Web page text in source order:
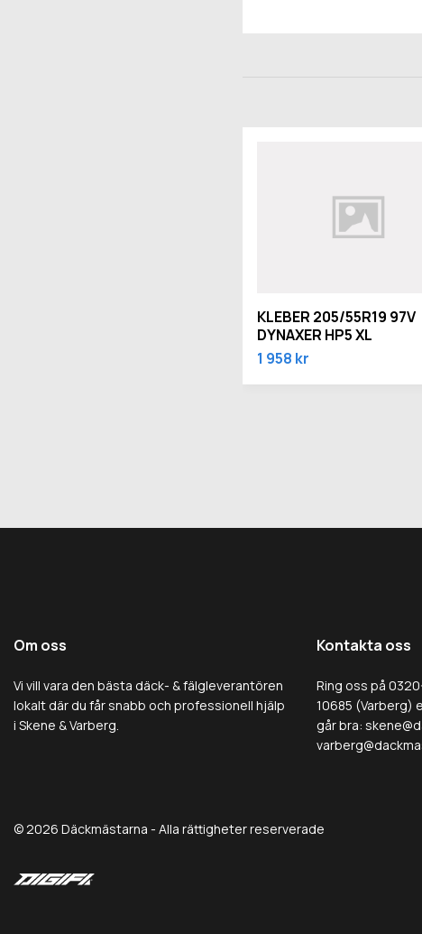
KLEBER 205/55R19 97V
DYNAXER HP5 XL
1 958 kr
Om oss
Vi vill vara den bästa däck- & fälgleverantören
lokalt där du får snabb och professionell hjälp
i Skene & Varberg.
Kontakta oss
Ring oss på
10685 (Varberg)
går bra:
© 2026 Däckmästarna - Alla rättigheter reserverade